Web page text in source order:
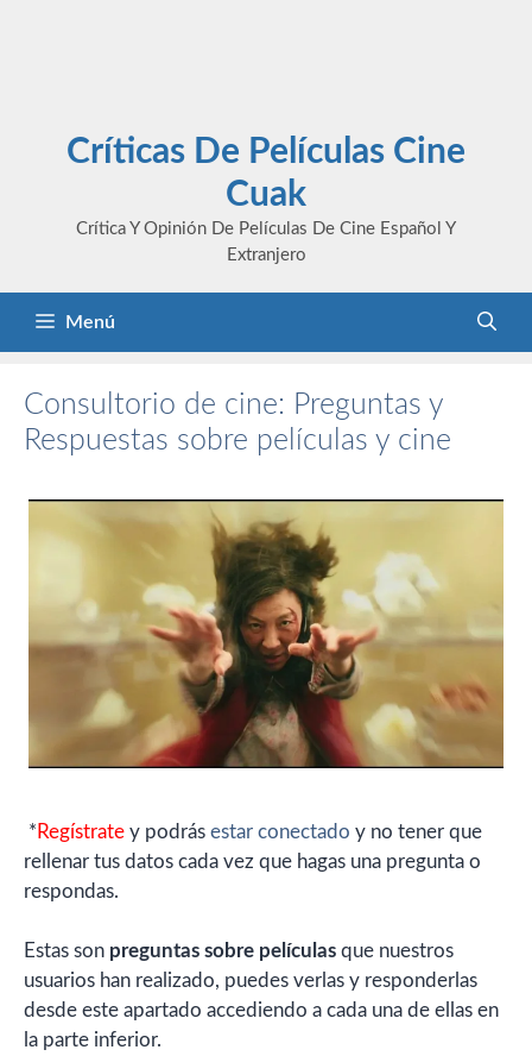
Críticas De Películas Cine
Cuak
Crítica Y Opinión De Películas De Cine Español Y
Extranjero
Menú
Consultorio de cine: Preguntas y
Respuestas sobre películas y cine
* Regístrate y podrás estar conectado y no tener que
rellenar tus datos cada vez que hagas una pregunta o
respondas.
Estas son preguntas sobre películas que nuestros
usuarios han realizado, puedes verlas y responderlas
desde este apartado accediendo a cada una de ellas en
la parte inferior.